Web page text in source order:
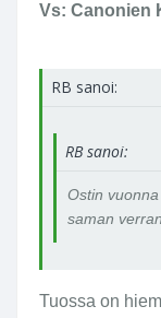
Vs: Canonien
RB sanoi:
RB sanoi:
Ostin
saman verran.
Tuossa on